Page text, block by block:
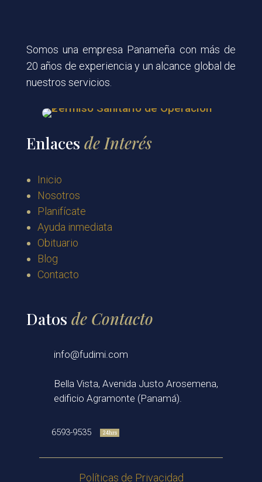
Somos una empresa Panameña con más de
20 años de experiencia y un alcance global de
nuestros servicios.
Enlaces de Interés
Inicio
Nosotros
Planifícate
Ayuda inmediata
Obituario
Blog
Contacto
Datos de Contacto
info@fudimi.com
Bella Vista, Avenida Justo Arosemena,
edificio Agramonte (Panamá).
6593-9535 24hrs
Políticas de Privacidad